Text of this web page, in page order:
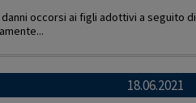
occorsi ai figli adottivi a seguito di
18.06.2021